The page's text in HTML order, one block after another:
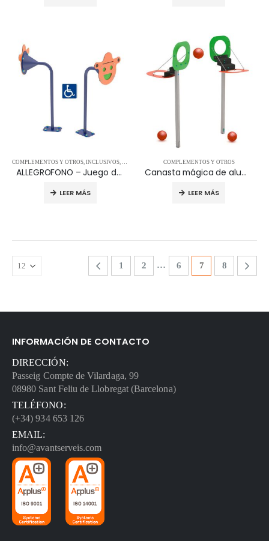
COMPLEMENTOS Y OTROS, INCLUSIVOS, MANIPULACIÓN Y ORIENTACIÓN ,PARQUES
ALLEGROFONO – Juego del teléfono T0602
LEER MÁS
COMPLEMENTOS Y OTROS
Canasta mágica de aluminio – T0830-16_AL
LEER MÁS
1 2 … 6 7 8
INFORMACIÓN DE CONTACTO
DIRECCIÓN:
Passeig Compte de Vilardaga, 99
08980 Sant Feliu de Llobregat (Barcelona)
TELÉFONO:
(+34) 934 653 126
EMAIL:
info@avantserveis.com